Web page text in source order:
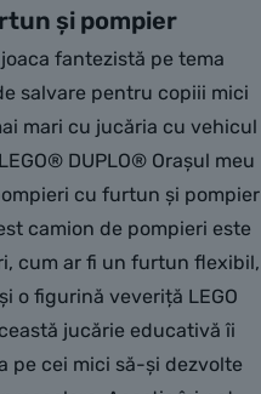
și pompier
fantezistă pe tema
salvare pentru copiii mici
mari cu jucăria cu vehicul
DUPLO® Orașul meu
cu furtun și pompier
camion de pompieri este
cum ar fi un furtun flexibil,
o figurină veveriță LEGO
jucărie educativă îi
pe cei mici să-și dezvolte